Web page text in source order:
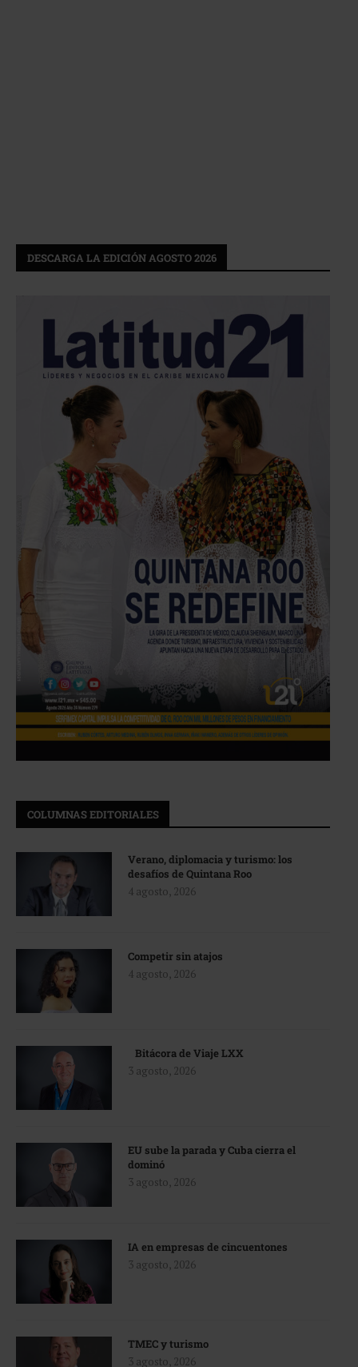
DESCARGA LA EDICIÓN AGOSTO 2026
COLUMNAS EDITORIALES
Verano, diplomacia y turismo: los
desafíos de Quintana Roo
4 agosto, 2026
Competir sin atajos
4 agosto, 2026
Bitácora de Viaje LXX
3 agosto, 2026
EU sube la parada y Cuba cierra el
dominó
3 agosto, 2026
IA en empresas de cincuentones
3 agosto, 2026
TMEC y turismo
3 agosto, 2026